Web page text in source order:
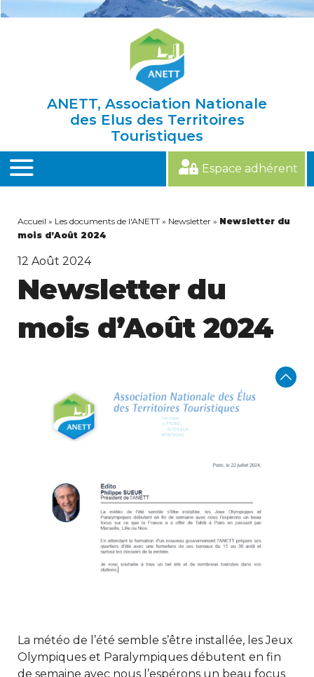
ANETT, Association Nationale
des Elus des Territoires
Touristiques
MENU
Espace adhérent
Accueil » Les documents de l'ANETT » Newsletter » Newsletter du
mois d’Août 2024
12 Août 2024
Newsletter du
mois d’Août 2024
La météo de l’été semble s’être installée, les Jeux
Olympiques et Paralympiques débutent en fin
de semaine avec nous l’espérons un beau focus